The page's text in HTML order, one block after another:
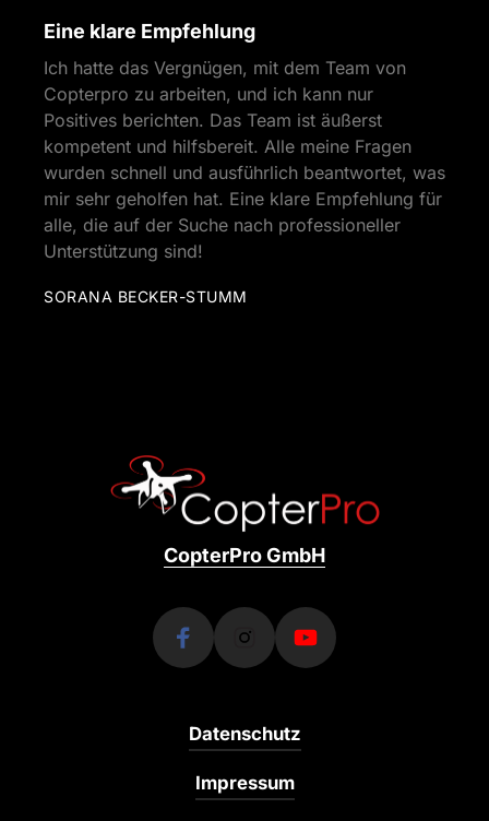
Eine klare Empfehlung
Ich hatte das Vergnügen, mit dem Team von
Copterpro zu arbeiten, und ich kann nur
Positives berichten. Das Team ist äußerst
kompetent und hilfsbereit. Alle meine Fragen
wurden schnell und ausführlich beantwortet, was
mir sehr geholfen hat. Eine klare Empfehlung für
alle, die auf der Suche nach professioneller
Unterstützung sind!
SORANA BECKER-STUMM
CopterPro GmbH
Datenschutz
Impressum